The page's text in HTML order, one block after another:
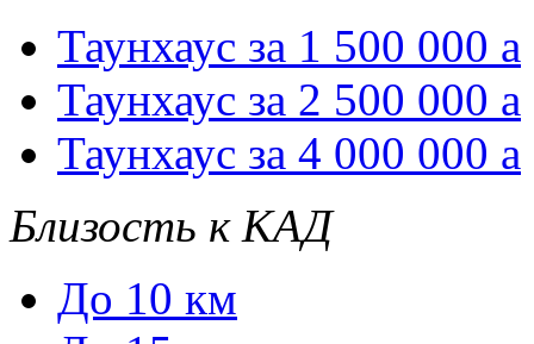
Таунхаус за 1 500 000 a
Таунхаус за 2 500 000 a
Таунхаус за 4 000 000 a
Близость к КАД
До 10 км